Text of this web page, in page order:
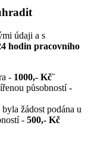
údaji a s
hodin pracovního
- 1000,- Kč¨
působností -
žádost podána u
- 500,- Kč